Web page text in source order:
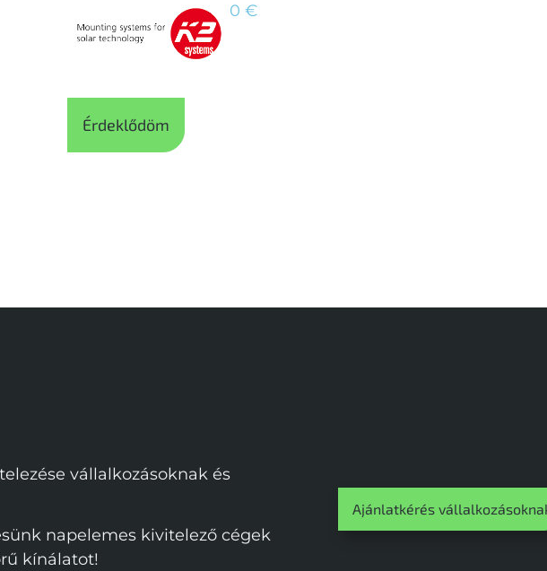
0 €
Érdeklődöm
vállalkozásoknak és
napelemes kivitelező cégek
kínálatot!
Ajánlatkérés